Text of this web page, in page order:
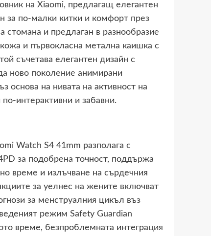
на Xiaomi, предлагащ елегантен
за по-малки китки и комфорт през
и предлаган в разнообразие
и първокласна метална каишка с
съчетава елегантен дизайн с
ново поколение анимирани
на нивата на активност на
интерактивни и забавни.
Watch S4 41mm разполага с
за подобрена точност, поддържа
време и излъчване на сърдечния
за уелнес на жените включват
за менструалния цикъл въз
режим Safety Guardian
време, безпроблемната интеграция